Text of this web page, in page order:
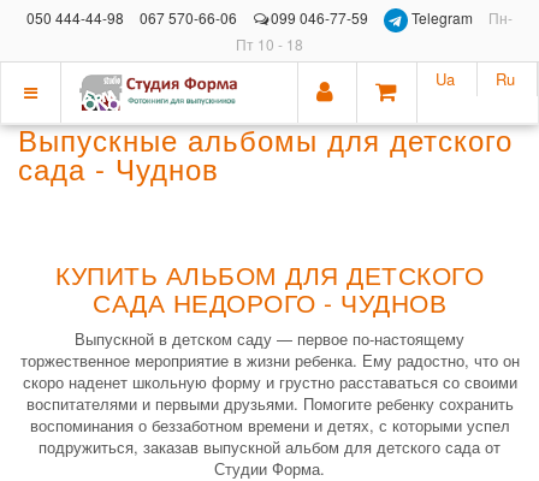
050 444-44-98 067 570-66-06 099 046-77-59 Telegram
Пн-
Пт 10 - 18
Показать
меню
Ua Ru
Выпускные альбомы для детского
сада - Чуднов
КУПИТЬ АЛЬБОМ ДЛЯ ДЕТСКОГО
САДА НЕДОРОГО - ЧУДНОВ
Выпускной в детском саду — первое по-настоящему
торжественное мероприятие в жизни ребенка. Ему радостно, что он
скоро наденет школьную форму и грустно расставаться со своими
воспитателями и первыми друзьями. Помогите ребенку сохранить
воспоминания о беззаботном времени и детях, с которыми успел
подружиться, заказав выпускной альбом для детского сада от
Студии Форма.